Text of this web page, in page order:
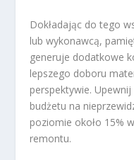
Dokładając do tego
lub wykonawcą,
generuje dodatkowe
lepszego doboru
perspektywie.
budżetu na
poziomie około 15%
remontu.